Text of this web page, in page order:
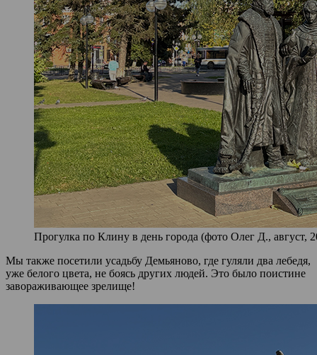
Прогулка по Клину в день города (фото Олег Д., август,
Мы также посетили усадьбу Демьяново, где гуляли два лебедя,
уже белого цвета, не боясь других людей. Это было поистине
завораживающее зрелище!